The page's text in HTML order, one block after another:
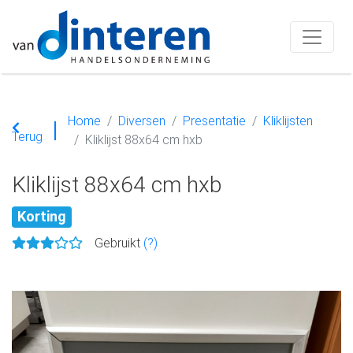
Terug
Home Diversen Presentatie
Kliklijsten
Kliklijst 88x64 cm hxb
Kliklijst 88x64 cm hxb
Korting
Gebruikt (?)